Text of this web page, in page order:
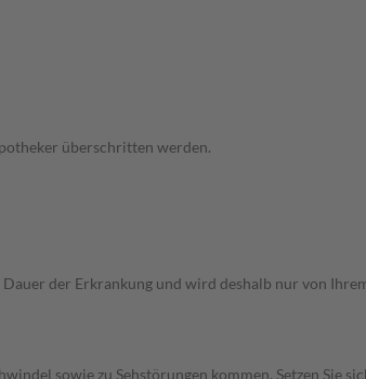
überschritten werden.
der Erkrankung und wird deshalb nur von
sowie zu Sehstörungen kommen. Setzen